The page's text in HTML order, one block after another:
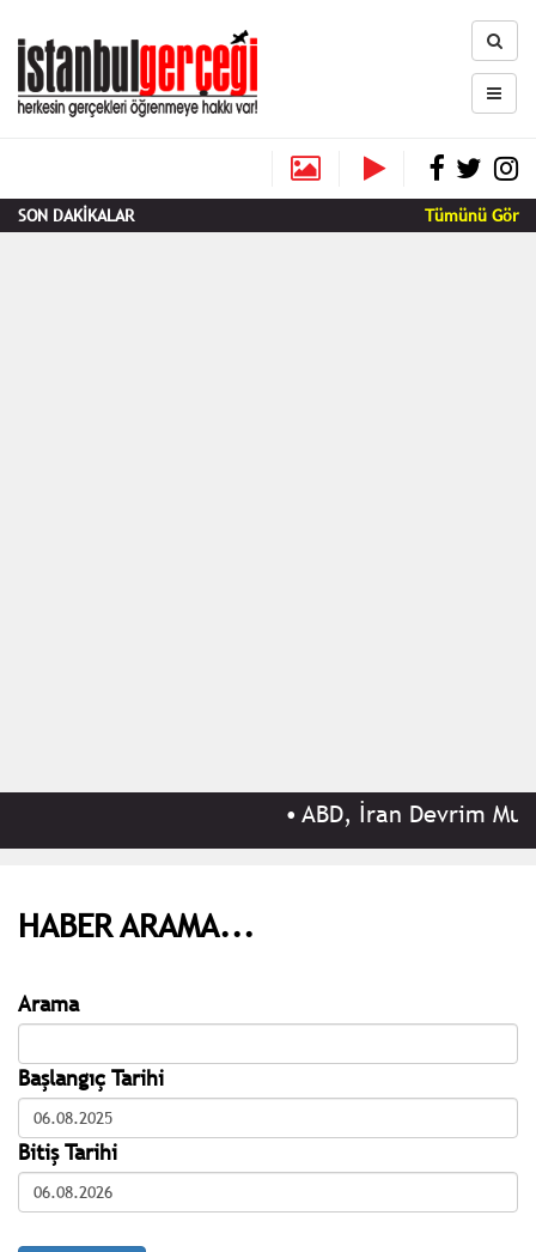
SON DAKİKALAR Tümünü Gör
•ABD, İran Devrim
HABER ARAMA...
Arama
Başlangıç Tarihi
Bitiş Tarihi